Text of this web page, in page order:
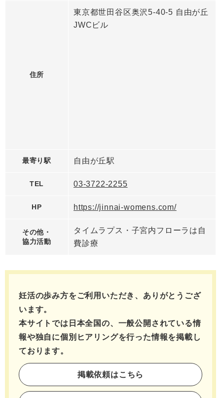
住所
東京都世田谷区奥沢5-40-5 自由が丘
JWCビル
最寄り駅 自由が丘駅
TEL 03-3722-2255
HP https://jinnai-womens.com/
その他・
協力活動
タイムラプス・子宮内フローラは自
費診療
妊活の歩み方をご利用いただき、ありがとうござ
います。
本サイトでは日本全国の、一般公開されている情
報や独自に個別ヒアリングを行った情報を掲載し
ております。
掲載依頼はこちら